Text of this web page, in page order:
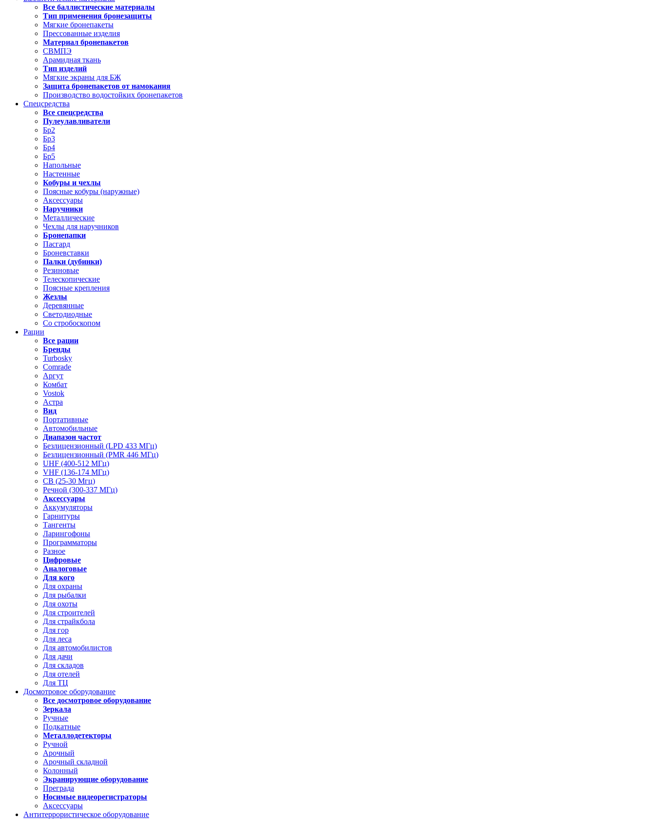
Все баллистические материалы
Тип применения бронезащиты
Мягкие бронепакеты
Прессованные изделия
Материал бронепакетов
СВМПЭ
Арамидная ткань
Тип изделий
Мягкие экраны для БЖ
Защита бронепакетов от намокания
Производство водостойких бронепакетов
Спецсредства
Все спецсредства
Пулеулавливатели
Бр2
Бр3
Бр4
Бр5
Напольные
Настенные
Кобуры и чехлы
Поясные кобуры (наружные)
Аксессуары
Наручники
Металлические
Чехлы для наручников
Бронепапки
Пасгард
Броневставки
Палки (дубинки)
Резиновые
Телескопические
Поясные крепления
Жезлы
Деревянные
Светодиодные
Со стробоскопом
Рации
Все рации
Бренды
Turbosky
Comrade
Аргут
Комбат
Vostok
Астра
Вид
Портативные
Автомобильные
Диапазон частот
Безлицензионный (LPD 433 МГц)
Безлицензионный (PMR 446 МГц)
UHF (400-512 МГц)
VHF (136-174 МГц)
CB (25-30 Мгц)
Речной (300-337 МГц)
Аксессуары
Аккумуляторы
Гарнитуры
Тангенты
Ларингофоны
Программаторы
Разное
Цифровые
Аналоговые
Для кого
Для охраны
Для рыбалки
Для охоты
Для строителей
Для страйкбола
Для гор
Для леса
Для автомобилистов
Для дачи
Для складов
Для отелей
Для ТЦ
Досмотровое оборудование
Все досмотровое оборудование
Зеркала
Ручные
Подкатные
Металлодетекторы
Ручной
Арочный
Арочный складной
Колонный
Экранирующие оборудование
Преграда
Носимые видеорегистраторы
Аксессуары
Антитеррористическое оборудование